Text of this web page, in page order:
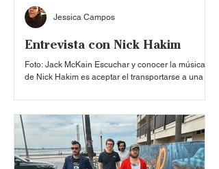
Entrevista con Nick Hakim
Foto: Jack McKain Escuchar y conocer la música
de Nick Hakim es aceptar el transportarse a una
bien en cualquier momento, lugar y contexto
podemos convertirnos en los protagonistas de una
profunda obra de arte, también existe la
posibilidad de que dicha experiencia se vuelva tan
sublime que nos haga llorar derramando una, dos,
tres o muchísimas más lágrimas, gracias a la
Jessica Campos